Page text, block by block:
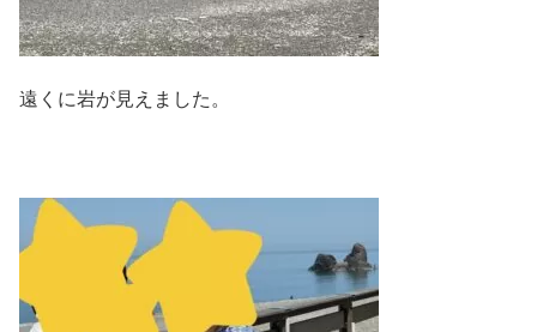
遠くに岩が見えました。